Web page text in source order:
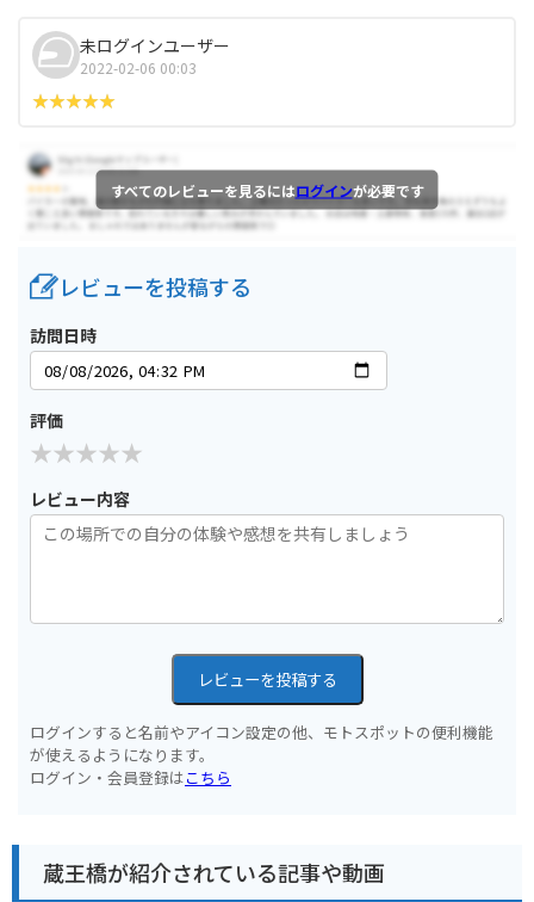
未ログインユーザー
2022-02-06 00:03
すべてのレビューを見るにはログインが必要です
レビューを投稿する
訪問日時
評価
レビュー内容
レビューを投稿する
ログインすると名前やアイコン設定の他、モトスポットの便利機能
が使えるようになります。
ログイン・会員登録はこちら
蔵王橋が紹介されている記事や動画